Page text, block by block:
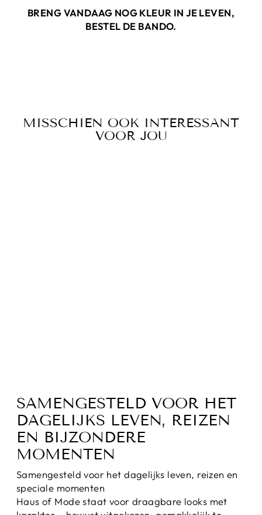
BRENG VANDAAG NOG KLEUR IN JE LEVEN,
BESTEL DE BANDO.
MISSCHIEN OOK INTERESSANT
VOOR JOU
SAMENGESTELD VOOR HET
DAGELIJKS LEVEN, REIZEN
EN BIJZONDERE
MOMENTEN
Samengesteld voor het dagelijks leven, reizen en
speciale momenten
Haus of Mode staat voor draagbare looks met